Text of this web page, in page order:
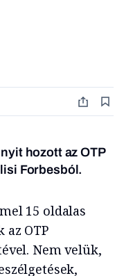
hozott az OTP
Forbesból.
15 oldalas
OTP
Nem velük,